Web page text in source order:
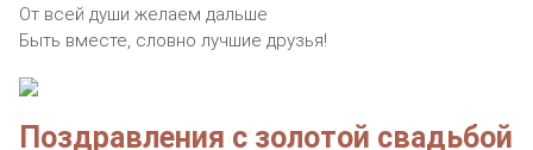
От всей души желаем дальше
Быть вместе, словно лучшие друзья!
Поздравления с золотой свадьбой